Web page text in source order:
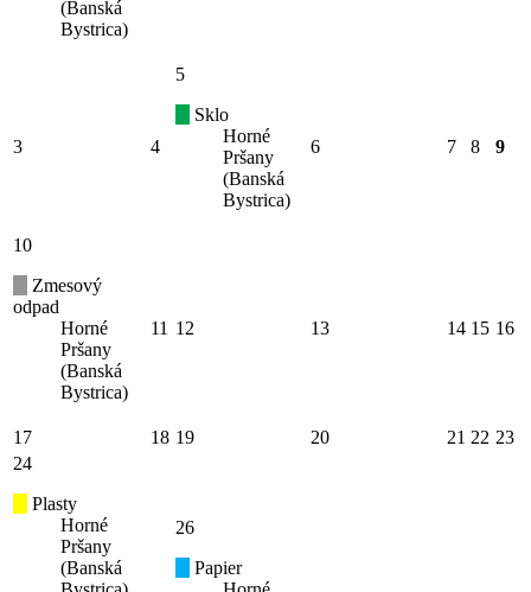
(Banská
Bystrica)
3 4
5
Sklo
Horné
Pršany
(Banská
Bystrica)
6 7 8 9
10
Zmesový
odpad
Horné
Pršany
(Banská
Bystrica)
11 12 13 14 15 16
17 18 19 20 21 22 23
24
Plasty
Horné
Pršany
(Banská
26
Papier